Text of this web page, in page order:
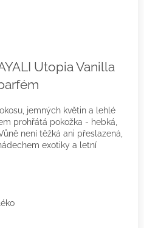
Utopia Vanilla
jemných květin a lehlé
prohřátá pokožka - hebká,
není těžká ani přeslazená,
exotiky a letní